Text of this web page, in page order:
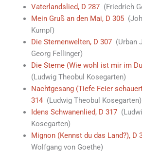
Vaterlandslied, D 287(Friedrich
Mein Gruß an den Mai, D 305
Kumpf)
Die Sternenwelten, D 307(Urban
Georg Fellinger)
Die Sterne (Wie wohl ist mir im
(Ludwig Theobul Kosegarten)
Nachtgesang (Tiefe Feier
314(Ludwig Theobul Kosegarten)
Idens Schwanenlied, D 317
Kosegarten)
Mignon (Kennst du das Land?), D
Wolfgang von Goethe)